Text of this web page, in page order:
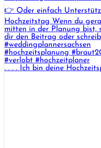
. . . . Ich bin deine